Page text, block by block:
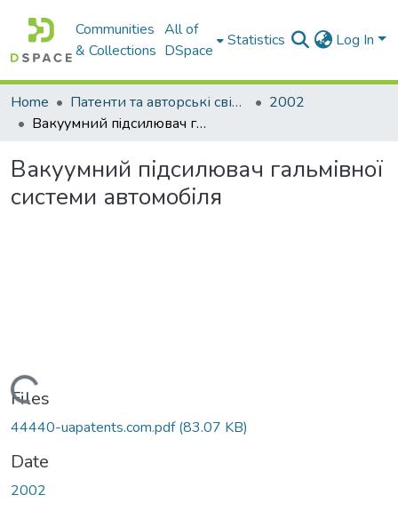
Communities
& Collections
All of
DSpace
Statistics Log In
Home Патенти та авторські свідоцтва
2002
Вакуумний пiдсилювач гальмiвної системи автомобiля
Вакуумний пiдсилювач гальмiвної
системи автомобiля
Loading...
Files
44440-uapatents.com.pdf(83.07 KB)
Date
2002